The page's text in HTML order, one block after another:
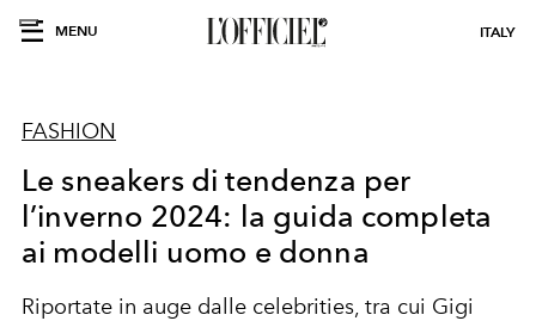
MENU ITALY
FASHION
Le sneakers di tendenza per
l’inverno 2024: la guida completa
ai modelli uomo e donna
Riportate in auge dalle celebrities, tra cui Gigi